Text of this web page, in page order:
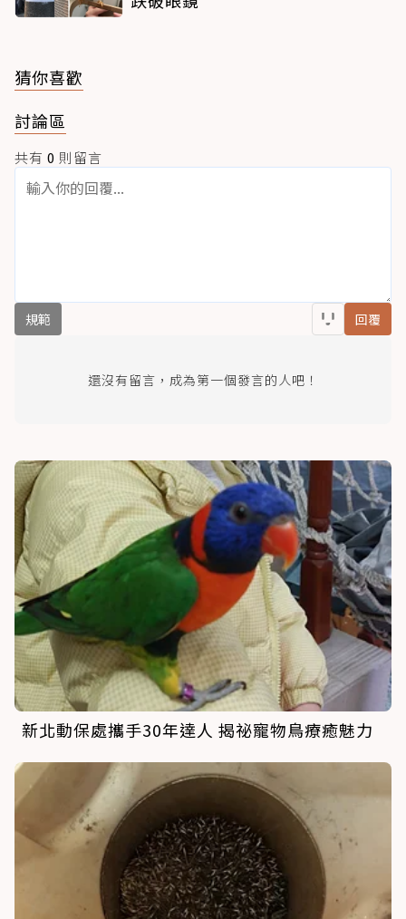
猜你喜歡
討論區
共有 0 則留言
規範 回覆
還沒有留言，成為第一個發言的人吧！
新北動保處攜手30年達人 揭祕寵物鳥療癒魅力